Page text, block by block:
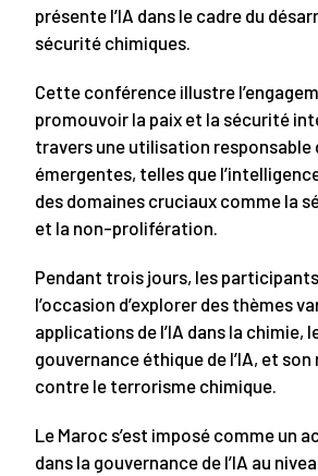
présente l’IA dans le cadre du
sécurité chimiques.
Cette conférence illustre
promouvoir la paix et la sécurité
travers une utilisation responsable
émergentes, telles que
des domaines cruciaux comme la
et la non-prolifération.
Pendant trois jours, les
l’occasion d’explorer des thèmes
applications de l’IA dans la chimie,
gouvernance éthique de l’IA, et
contre le terrorisme chimique.
Le Maroc s’est imposé comme un
dans la gouvernance de l’IA au